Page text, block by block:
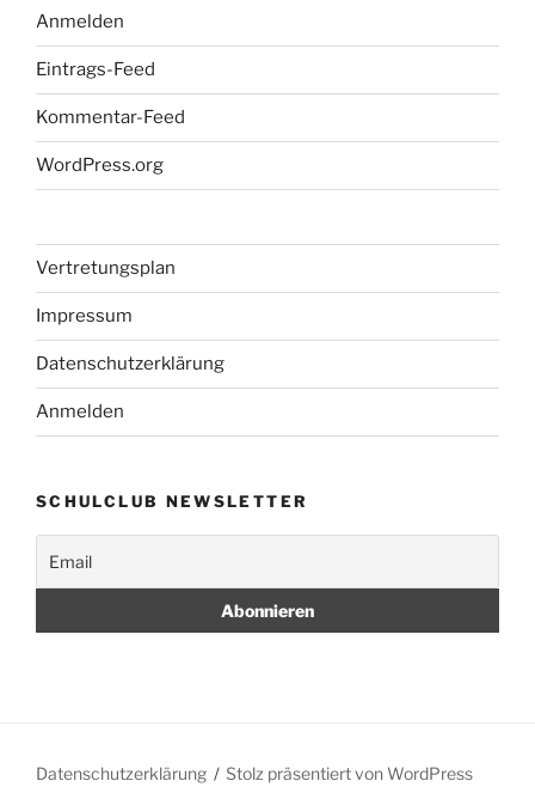
Anmelden
Eintrags-Feed
Kommentar-Feed
WordPress.org
Vertretungsplan
Impressum
Datenschutzerklärung
Anmelden
SCHULCLUB NEWSLETTER
Datenschutzerklärung Stolz präsentiert von WordPress